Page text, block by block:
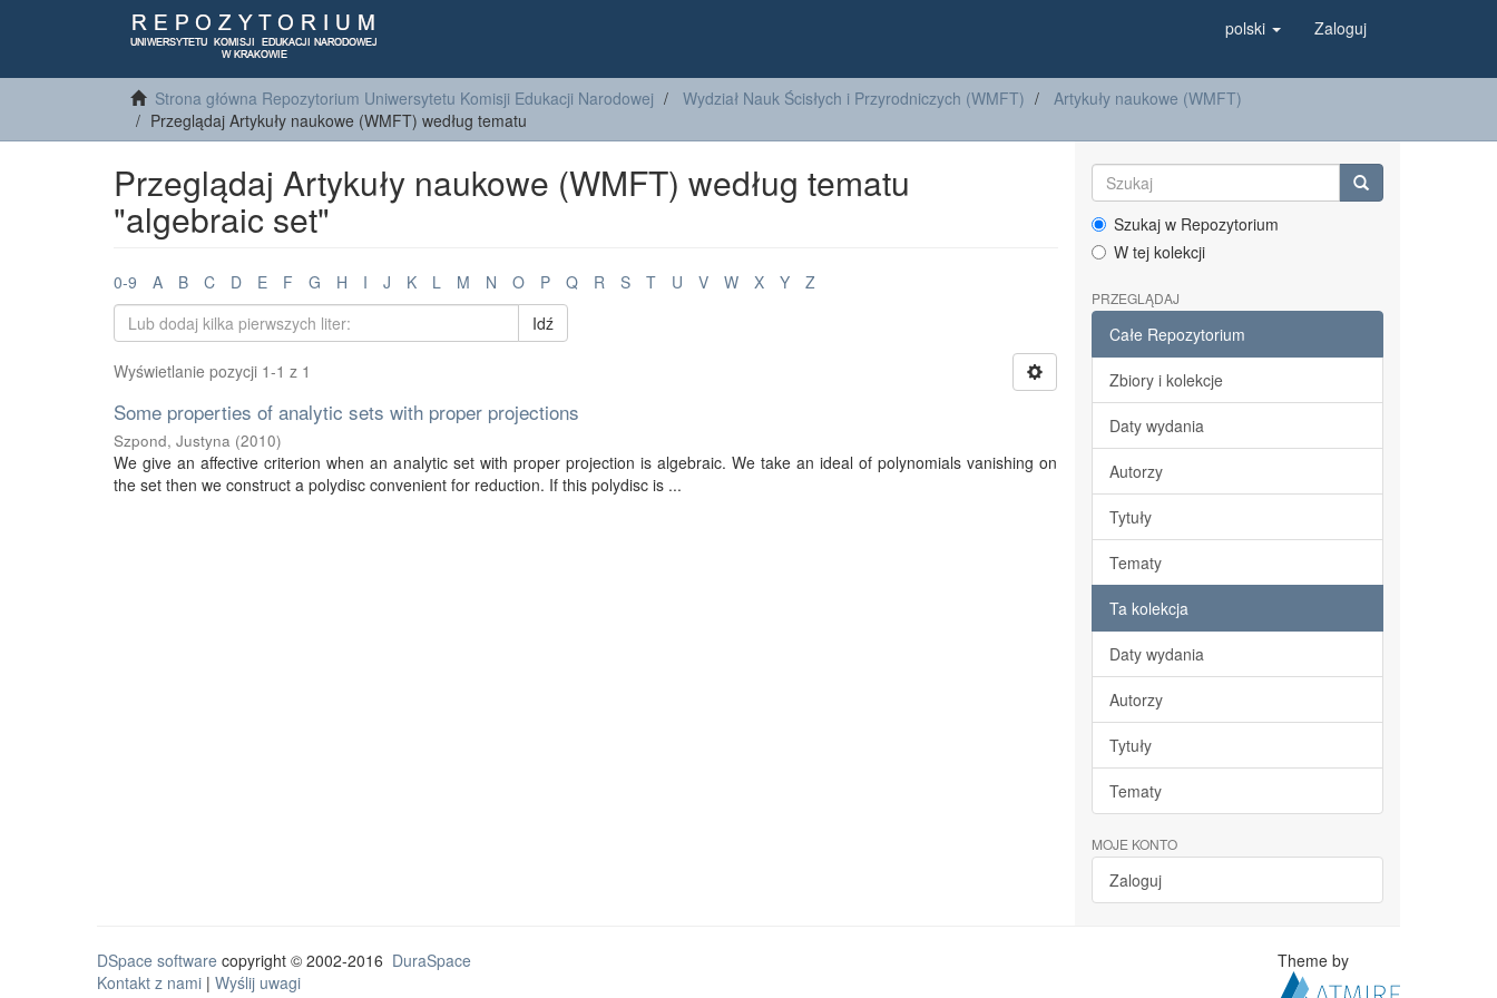
polski Zaloguj
Strona główna Repozytorium Uniwersytetu Komisji Edukacji Narodowej Wydział Nauk Ścisłych i Przyrodniczych (WMFT)
Artykuły naukowe (WMFT)
Przeglądaj Artykuły naukowe (WMFT) według tematu
Przeglądaj Artykuły naukowe (WMFT) według tematu
"algebraic set"
0-9 A B C D E F G H I J K L M N O P Q R S T U V W X Y
Z
Idź
Wyświetlanie pozycji 1-1 z 1
Some properties of analytic sets with proper projections
Szpond, Justyna (2010)
We give an affective criterion when an analytic set with proper projection is algebraic. We take an ideal of polynomials vanishing on
the set then we construct a polydisc convenient for reduction. If this polydisc is ...
Szukaj w Repozytorium
W tej kolekcji
PRZEGLĄDAJ
Całe Repozytorium
Zbiory i kolekcje
Daty wydania
Autorzy
Tytuły
Tematy
Ta kolekcja
Daty wydania
Autorzy
Tytuły
Tematy
MOJE KONTO
Zaloguj
DSpace software copyright © 2002-2016 DuraSpace
Kontakt z nami | Wyślij uwagi
Theme by